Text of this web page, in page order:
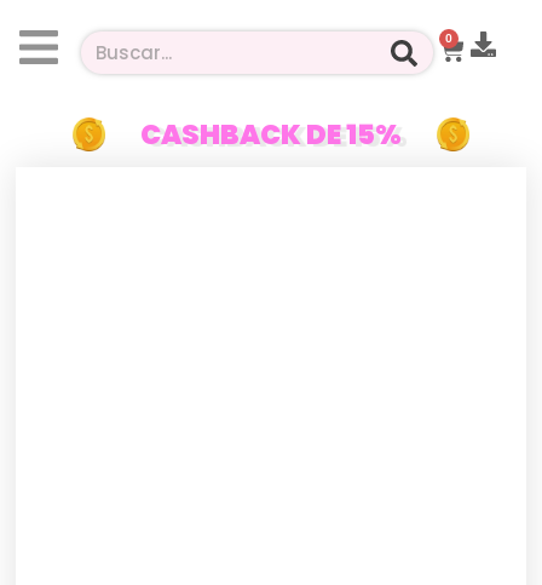
0
CASHBACK DE 15%